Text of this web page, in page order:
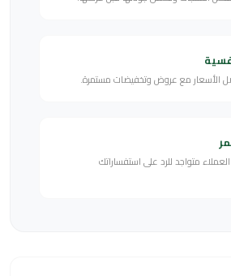
الأسعار مع عروض وتخفيضات مستمرة.
متواجد للرد على استفساراتك